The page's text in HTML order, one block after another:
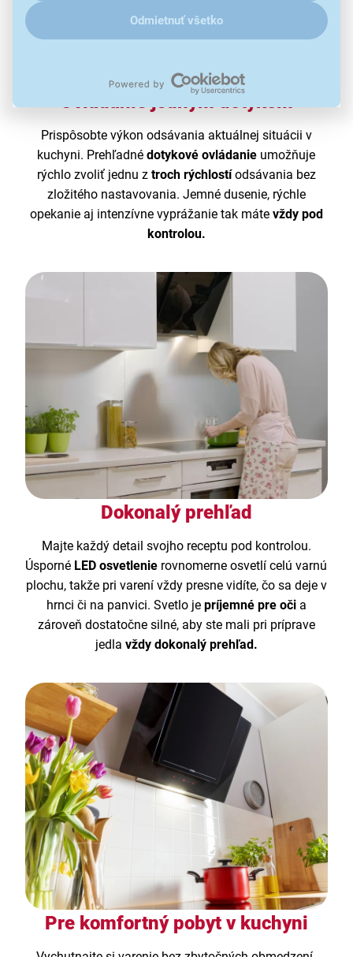
Odmietnuť všetko
Ovládanie jedným dotykom
Prispôsobte výkon odsávania aktuálnej situácii v
kuchyni. Prehľadnédotykové ovládanie umožňuje
rýchlo zvoliť jednu z troch rýchlostíodsávania bez
zložitého nastavovania. Jemné dusenie, rýchle
opekanie aj intenzívne vyprážanie tak máte vždy pod
kontrolou.
Dokonalý prehľad
Majte každý detail svojho receptu pod kontrolou.
Úsporné LED osvetlenie rovnomerne osvetlí celú varnú
plochu, takže pri varení vždy presne vidíte, čo sa deje v
hrnci či na panvici. Svetlo je príjemné pre oči a
zároveň dostatočne silné, aby ste mali pri príprave
jedla vždy dokonalý prehľad.
Pre komfortný pobyt v kuchyni